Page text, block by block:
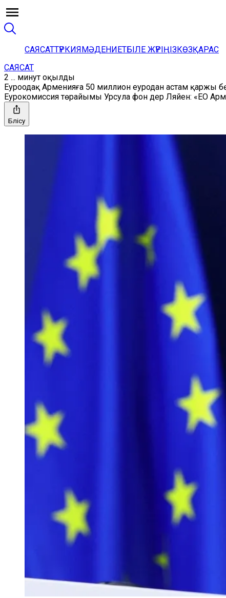
САЯСАТТҮРКИЯМӘДЕНИЕТБІЛЕ ЖҮРІҢІЗКӨЗҚАРАС
САЯСАТ
2 ... минут оқылды
Еуроодақ Арменияға 50 миллион еуродан астам қаржы
Еурокомиссия төрайымы Урсула фон дер Ляйен: «ЕО
Бөлісу